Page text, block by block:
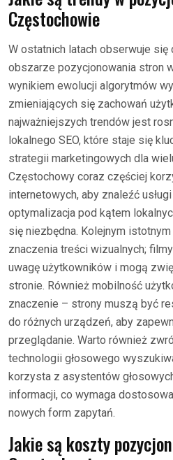
Częstochowie
W ostatnich latach obserwuje się
obszarze pozycjonowania stron
wynikiem ewolucji algorytmów
zmieniających się zachowań
najważniejszych trendów jest
lokalnego SEO, które staje się
strategii marketingowych dla
Częstochowy coraz częściej
internetowych, aby znaleźć
optymalizacja pod kątem
się niezbędna. Kolejnym
znaczenia treści wizualnych;
uwagę użytkowników i mogą
stronie. Również mobilność
znaczenie – strony muszą być
do różnych urządzeń, aby
przeglądanie. Warto również
technologii głosowego
korzysta z asystentów
informacji, co wymaga
nowych form zapytań.
Jakie są koszty